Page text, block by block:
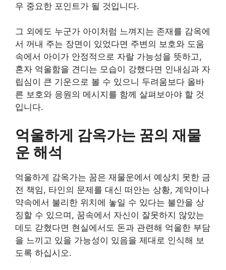
우 중요한 포인트가 될 것입니다.
그 외에도 누군가 아이처럼 느껴지는 존재를 감옥에
서 꺼내 주는 장면이 있었다면 주변의 보호와 도움
속에서 아이가 안정적으로 자랄 가능성을 뜻하고,
혼자 억울함을 견디는 모습이 강했다면 인내심과 자
립심이 큰 기운으로 볼 수 있으니 두려움보다 올바
른 보호와 응원의 메시지를 함께 살펴보아야 할 것
입니다.
억울하게 감옥가는 꿈의 재물
운 해석
억울하게 감옥가는 꿈은 재물운에서 예상치 못한 금
전 책임, 타인의 문제를 대신 떠안는 상황, 계약이나
약속에서 불리한 위치에 놓일 수 있다는 불안을 상
징할 수 있으며, 꿈속에서 자신이 잘못하지 않았는
데도 갇혔다면 현실에서도 돈과 관련해 억울한 부담
을 느끼고 있을 가능성이 있음을 제대로 인식해 보
도록 하십시오.